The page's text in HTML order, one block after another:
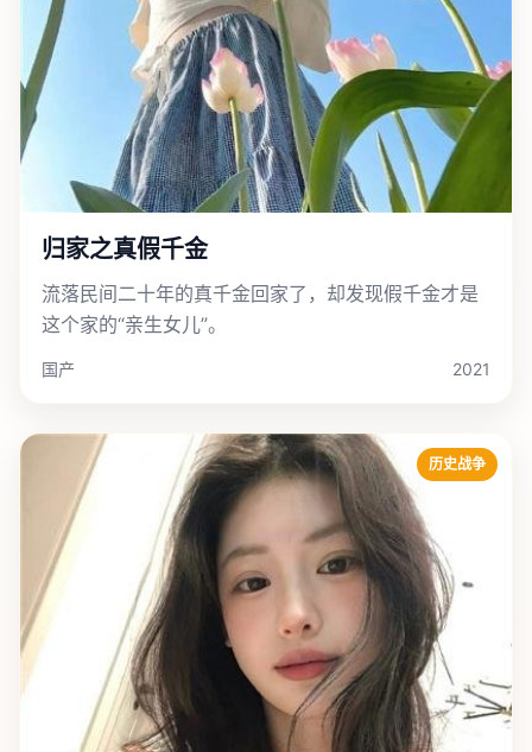
归家之真假千金
流落民间二十年的真千金回家了，却发现假千金才是
这个家的“亲生女儿”。
国产 2021
历史战争